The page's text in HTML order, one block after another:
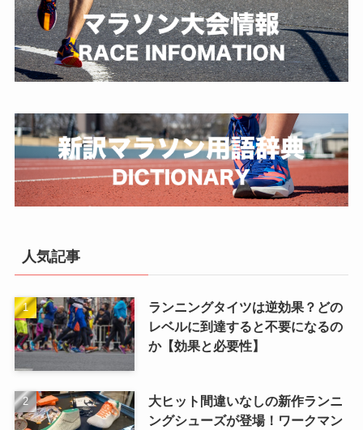
人気記事
ランニングタイツは逆効果？どの
レベルに到達すると不要になるの
か【効果と必要性】
大ヒット間違いなしの新作ランニ
ングシューズが登場！ワークマン